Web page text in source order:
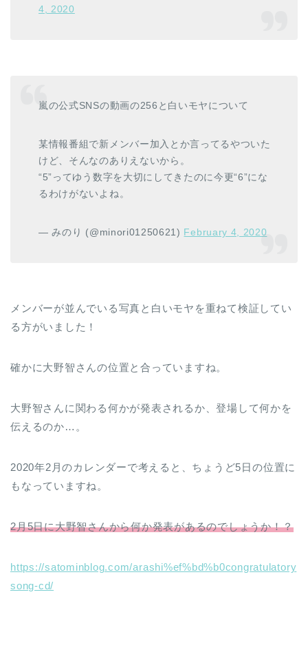
4, 2020
嵐の公式SNSの動画の256と白いモヤについて
某情報番組で新メンバー加入とか言ってるやついた
けど、そんなのありえないから。
“5”ってゆう数字を大切にしてきたのに今更“6”にな
るわけがないよね。
— みのり (@minori01250621) February 4, 2020
メンバーが並んでいる写真と白いモヤを重ねて検証してい
る方がいました！
確かに大野智さんの位置と合っていますね。
大野智さんに関わる何かが発表されるか、登場して何かを
伝えるのか…。
2020年2月のカレンダーで考えると、ちょうど5日の位置に
もなっていますね。
2月5日に大野智さんから何か発表があるのでしょうか！？
https://satominblog.com/arashi%ef%bd%b0congratulatory
song-cd/